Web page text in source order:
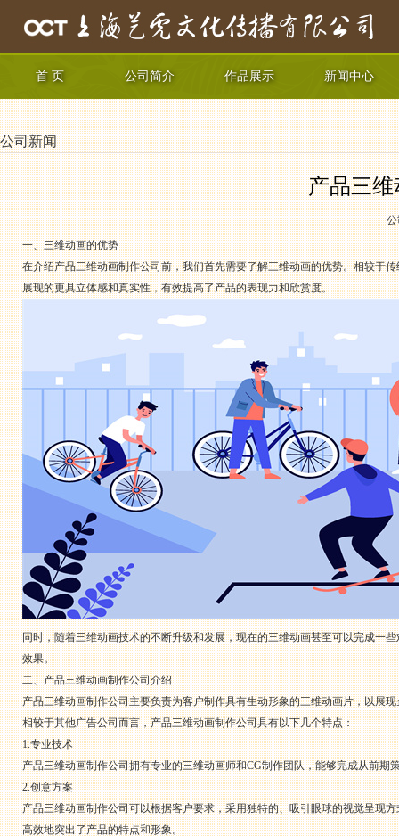
首 页 公司简介 作品展示 新闻中心
公司新闻
产品三
公
一、三维动画的优势
在介绍产品三维动画制作公司前，我们首先需要了解三维动画的优势。相较于
展现的更具立体感和真实性，有效提高了产品的表现力和欣赏度。
同时，随着三维动画技术的不断升级和发展，现在的三维动画甚至可以完成一
效果。
二、产品三维动画制作公司介绍
产品三维动画制作公司主要负责为客户制作具有生动形象的三维动画片，以展
相较于其他广告公司而言，产品三维动画制作公司具有以下几个特点：
1.专业技术
产品三维动画制作公司拥有专业的三维动画师和CG制作团队，能够完成从前
2.创意方案
产品三维动画制作公司可以根据客户要求，采用独特的、吸引眼球的视觉呈现
高效地突出了产品的特点和形象。